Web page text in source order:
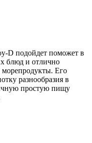
D подойдет поможет в
блюд и отлично
морепродукты. Его
разнообразия в
простую пищу